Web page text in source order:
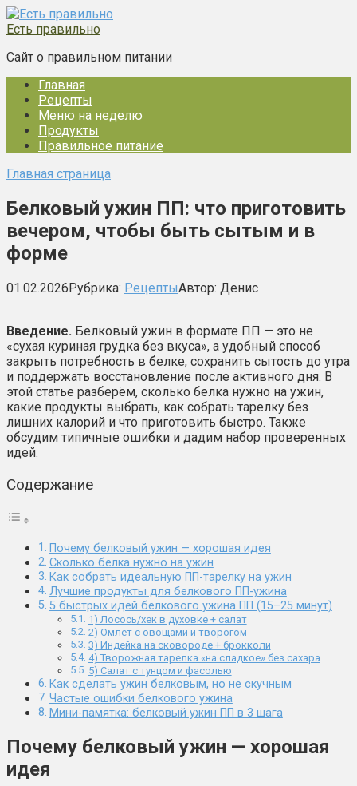
Перейти
к
Есть правильно
Сайт о правильном питании
Главная
Рецепты
Меню на неделю
Продукты
Правильное питание
Главная страница
Белковый ужин ПП: что приготовить
вечером, чтобы быть сытым и в
форме
01.02.2026Рубрика: РецептыАвтор: Денис
Введение. Белковый ужин в формате ПП — это не
«сухая куриная грудка без вкуса», а удобный способ
закрыть потребность в белке, сохранить сытость до утра
и поддержать восстановление после активного дня. В
этой статье разберём, сколько белка нужно на ужин,
какие продукты выбрать, как собрать тарелку без
лишних калорий и что приготовить быстро. Также
обсудим типичные ошибки и дадим набор проверенных
идей.
Содержание
Почему белковый ужин — хорошая идея
Сколько белка нужно на ужин
Как собрать идеальную ПП-тарелку на ужин
Лучшие продукты для белкового ПП-ужина
5 быстрых идей белкового ужина ПП (15–25 минут)
1) Лосось/хек в духовке + салат
2) Омлет с овощами и творогом
3) Индейка на сковороде + брокколи
4) Творожная тарелка «на сладкое» без сахара
5) Салат с тунцом и фасолью
Как сделать ужин белковым, но не скучным
Частые ошибки белкового ужина
Мини-памятка: белковый ужин ПП в 3 шага
Почему белковый ужин — хорошая
идея